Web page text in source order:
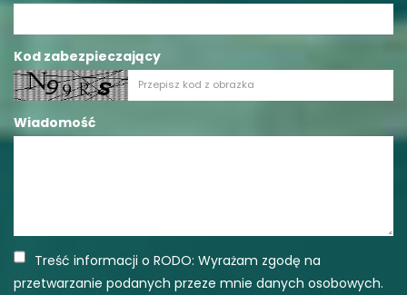
Kod zabezpieczający
Wiadomość
Treść informacji o RODO: Wyrażam zgodę na
przetwarzanie podanych przeze mnie danych osobowych.